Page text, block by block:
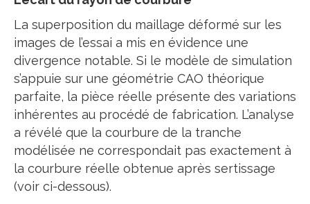
La superposition du maillage déformé sur les
images de l’essai a mis en évidence une
divergence notable. Si le modèle de simulation
s’appuie sur une géométrie CAO théorique
parfaite, la pièce réelle présente des variations
inhérentes au procédé de fabrication. L’analyse
a révélé que la courbure de la tranche
modélisée ne correspondait pas exactement à
la courbure réelle obtenue après sertissage
(voir ci-dessous).